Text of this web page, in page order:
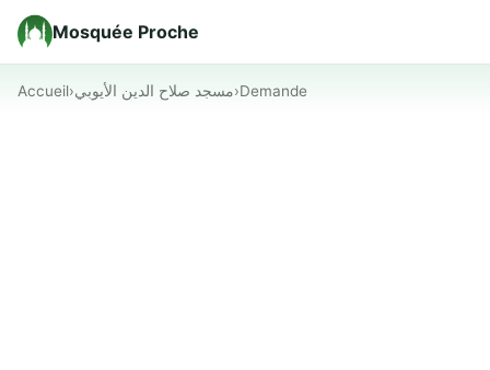
Mosquée Proche
Accueil›مسجد صلاح الدين الأيوبي›Demande